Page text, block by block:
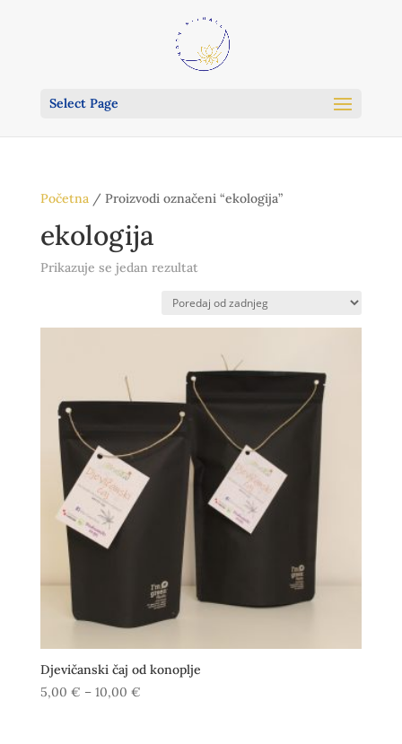
Select Page
Početna/ Proizvodi označeni “ekologija”
ekologija
Prikazuje se jedan rezultat
Djevičanski čaj od konoplje
5,00 € – 10,00 €Raspon